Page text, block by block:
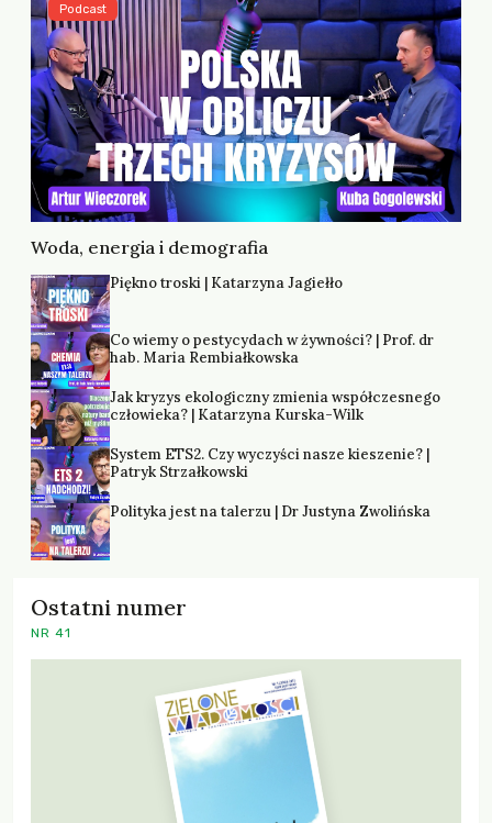
Woda, energia i demografia
Podcast
Piękno troski | Katarzyna Jagiełło
Co wiemy o pestycydach w żywności? | Prof. dr
hab. Maria Rembiałkowska
Jak kryzys ekologiczny zmienia współczesnego
człowieka? | Katarzyna Kurska-Wilk
System ETS2. Czy wyczyści nasze kieszenie? |
Patryk Strzałkowski
Polityka jest na talerzu | Dr Justyna Zwolińska
Ostatni numer
NR 41